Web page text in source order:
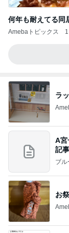
何年も耐えてる同
Amebaトピックス
ラ
A宮
記事
ブル
お